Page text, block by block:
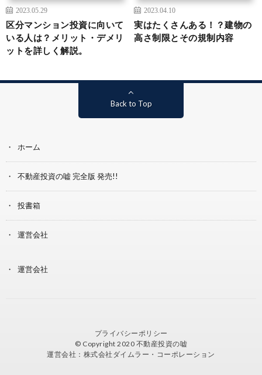
2023.05.29
区分マンション投資に向いて
いる人は？メリット・デメリ
ットを詳しく解説。
2023.04.10
実はたくさんある！？建物の
高さ制限とその規制内容
Back to Top
ホーム
不動産投資の嘘 完全版 発売!!
投書箱
運営会社
運営会社
プライバシーポリシー
© Copyright 2020 不動産投資の嘘
運営会社：株式会社ダイムラー・コーポレーション